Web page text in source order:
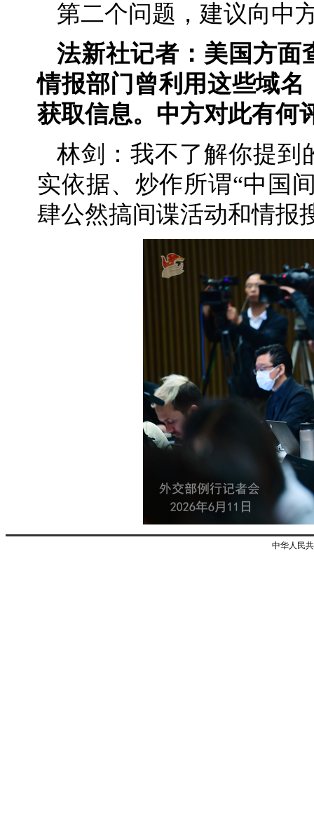
第二个问题，建议向中
法新社记者：美国方面
情报部门曾利用这些域
获取信息。中方对此有何
林剑：我不了解你提到
实依据、炒作所谓“中国
肆公然搞间谍活动和情报
中华人民